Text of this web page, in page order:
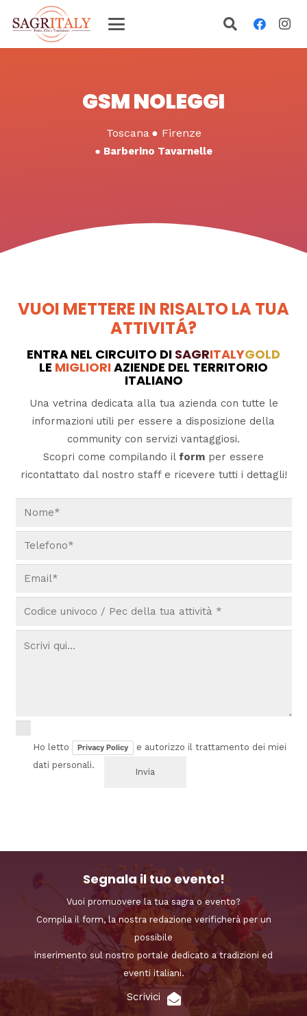
GSM NOLEGGI
Toscana ● Firenze
● Barberino Tavarnelle
VUOI METTERE IN RISALTO LA TUA
ATTIVITÁ?
ENTRA NEL CIRCUITO DI SAGRITALYGOLD
LE MIGLIORIAZIENDE DEL TERRITORIO
ITALIANO
Una vetrina dedicata alla tua azienda con tutte le
informazioni utili per essere a disposizione della
community con servizi vantaggiosi.
Scopri come compilando il form per essere
ricontattato dal nostro staff e ricevere tutti i dettagli!
Ho letto Privacy Policy
e autorizzo il trattamento dei miei
dati personali.
Segnala il tuo evento!
Vuoi promuovere la tua sagra o evento?
Compila il form, la nostra redazione verificherà per un
possibile
inserimento sul nostro portale dedicato a tradizioni ed
eventi italiani.
Scrivici